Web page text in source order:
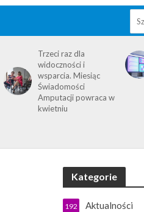
Trzeci raz dla
widoczności i
wsparcia. Miesiąc
Świadomości
Amputacji powraca w
kwietniu
Kategorie
Aktualności
192